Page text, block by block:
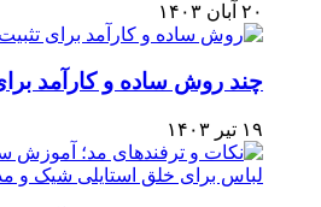
۲۰ آبان ۱۴۰۳
چند روش ساده و کارآمد
۱۹ تیر ۱۴۰۳